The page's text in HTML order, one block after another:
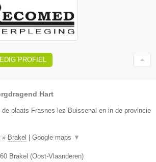
PROFIEL
Hart
de plaats Frasnes lez Buissenal en in de provincie
» Brakel | Google maps ▼
Brakel (Oost-Vlaanderen)